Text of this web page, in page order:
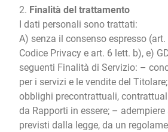
2. Finalità del trattamento
I dati personali sono trattati:
A) senza il consenso espresso
Codice Privacy e art. 6 lett. b), e)
seguenti Finalità di Servizio: –
per i servizi e le vendite del
obblighi precontrattuali,
da Rapporti in essere; –
previsti dalla legge, da un